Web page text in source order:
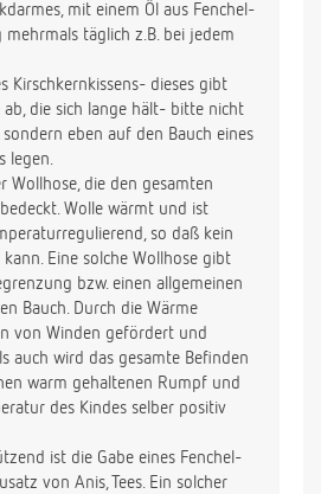
mit einem Öl aus Fenchel-
mehrmals täglich z.B. bei jedem
Kirschkernkissens- dieses gibt
ab, die sich lange hält- bitte nicht
eben auf den Bauch eines
legen.
Wollhose, die den gesamten
Wolle wärmt und ist
so daß kein
Eine solche Wollhose gibt
bzw. einen allgemeinen
Bauch. Durch die Wärme
von Winden gefördert und
auch wird das gesamte Befinden
warm gehaltenen Rumpf und
des Kindes selber positiv
ist die Gabe eines Fenchel-
von Anis, Tees. Ein solcher